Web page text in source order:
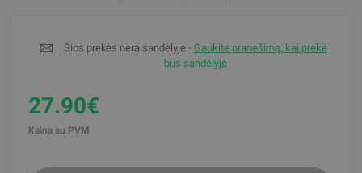
Šios prekės nėra sandėlyje - Gaukite pranešimą, kai prekė
bus sandėlyje
27.90€
Kaina su PVM